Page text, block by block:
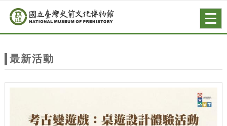
站
主
跳到主要內容
網站導覽
最新活動